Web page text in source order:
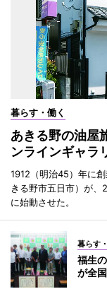
暮らす・働く
あきる野の油屋
ンラインギャラ
1912（明治45）年に
きる野市五日市）が、
に始動させた。
暮らす
福生
が全